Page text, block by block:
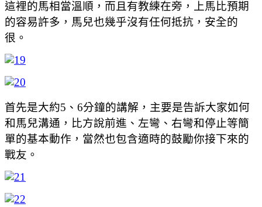
這裡的馬相當溫順，而且有教練在旁，上馬比預期
的容易許多，馬兒也幾乎沒有任何抵抗，安全的
很。
首先是大約5、6分鐘的講解，主要是告訴大家如何
和馬兒溝通，比方說前進、左彎、右彎和停止等簡
單的基本動作，當然也包含適時的鼓勵你接下來的
戰友。